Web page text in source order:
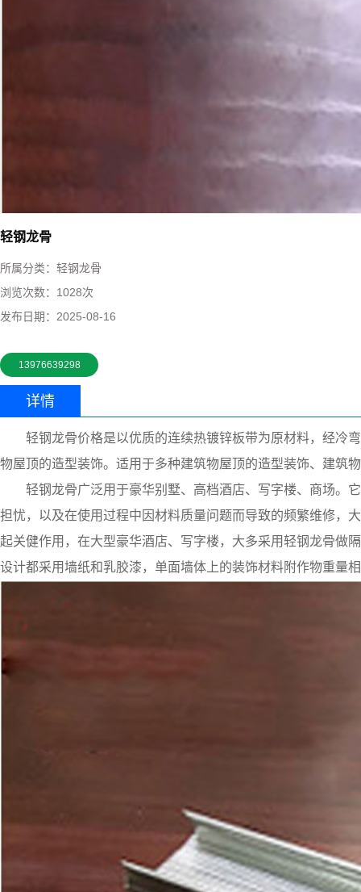
轻钢龙骨
所属分类： 轻钢龙骨
浏览次数： 1028次
发布日期： 2025-08-16
13976639298
详情
轻钢龙骨价格是以优质的连续热镀锌板带为原材料，经冷
物屋顶的造型装饰。适用于多种建筑物屋顶的造型装饰、建筑
轻钢龙骨广泛用于豪华别墅、高档酒店、写字楼、商场。
担忧，以及在使用过程中因材料质量问题而导致的频繁维修，
起关健作用，在大型豪华酒店、写字楼，大多采用轻钢龙骨做
设计都采用墙纸和乳胶漆，单面墙体上的装饰材料附作物重量